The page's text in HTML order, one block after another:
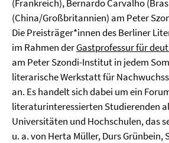
(Frankreich), Bernardo Carvalho
(China/Großbritannien) am Peter
Die Preisträger*innen des Berliner
im Rahmen derGastprofessur für
am Peter Szondi-Institut in jedem
literarische Werkstatt für
an. Es handelt sich dabei um ein
literaturinteressierten Studierenden
Universitäten und Hochschulen, das
u. a. von Herta Müller, Durs